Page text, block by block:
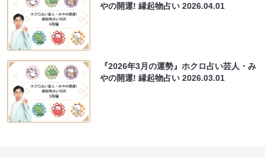
やの開運! 縁起物占い2026.04.01
『2026年3月の運勢』ホクロ占い芸人・み
やの開運! 縁起物占い2026.03.01